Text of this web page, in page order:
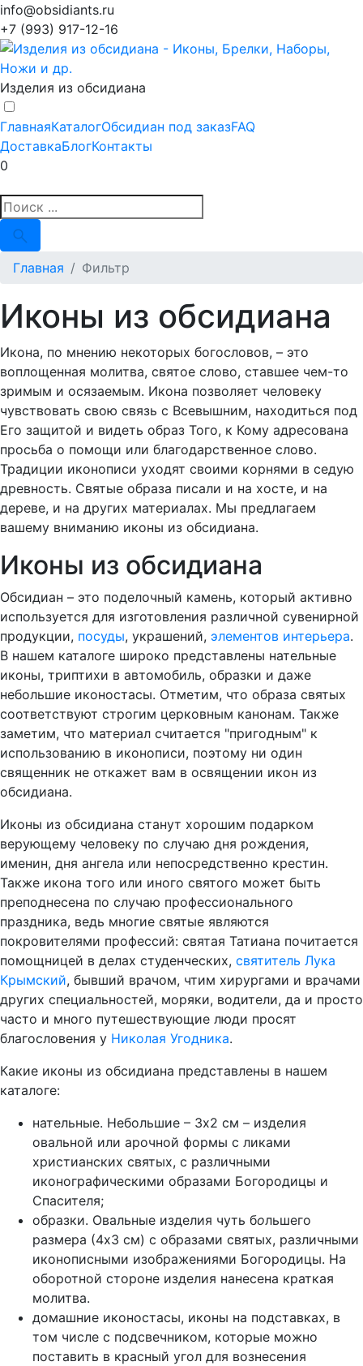
info@obsidiants.ru
+7 (993) 917-12-16
Изделия из обсидиана
ГлавнаяКаталогОбсидиан под заказFAQ
ДоставкаБлогКонтакты
0
Главная Фильтр
Иконы из обсидиана
Икона, по мнению некоторых богословов, – это
воплощенная молитва, святое слово, ставшее чем-то
зримым и осязаемым. Икона позволяет человеку
чувствовать свою связь с Всевышним, находиться под
Его защитой и видеть образ Того, к Кому адресована
просьба о помощи или благодарственное слово.
Традиции иконописи уходят своими корнями в седую
древность. Святые образа писали и на хосте, и на
дереве, и на других материалах. Мы предлагаем
вашему вниманию иконы из обсидиана.
Иконы из обсидиана
Обсидиан – это поделочный камень, который активно
используется для изготовления различной сувенирной
продукции, посуды, украшений, элементов интерьера.
В нашем каталоге широко представлены нательные
иконы, триптихи в автомобиль, образки и даже
небольшие иконостасы. Отметим, что образа святых
соответствуют строгим церковным канонам. Также
заметим, что материал считается "пригодным" к
использованию в иконописи, поэтому ни один
священник не откажет вам в освящении икон из
обсидиана.
Иконы из обсидиана станут хорошим подарком
верующему человеку по случаю дня рождения,
именин, дня ангела или непосредственно крестин.
Также икона того или иного святого может быть
преподнесена по случаю профессионального
праздника, ведь многие святые являются
покровителями профессий: святая Татиана почитается
помощницей в делах студенческих, святитель Лука
Крымский, бывший врачом, чтим хирургами и врачами
других специальностей, моряки, водители, да и просто
часто и много путешествующие люди просят
благословения у Николая Угодника.
Какие иконы из обсидиана представлены в нашем
каталоге:
нательные. Небольшие – 3х2 см – изделия
овальной или арочной формы с ликами
христианских святых, с различными
иконографическими образами Богородицы и
Спасителя;
образки. Овальные изделия чуть большего
размера (4х3 см) с образами святых, различными
иконописными изображениями Богородицы. На
оборотной стороне изделия нанесена краткая
молитва.
домашние иконостасы, иконы на подставках, в
том числе с подсвечником, которые можно
поставить в красный угол для вознесения